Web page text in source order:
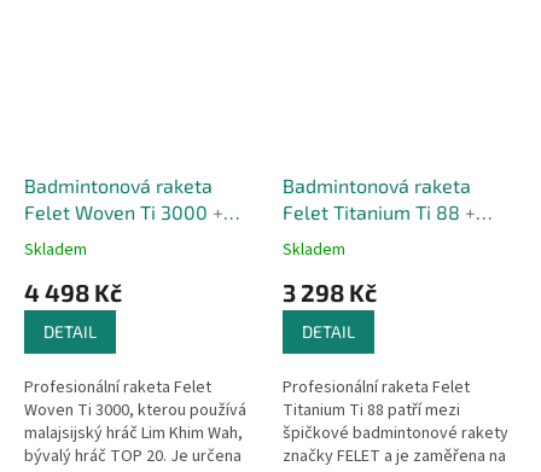
Badmintonová raketa
Felet Woven Ti 3000 +
Triko zdarma
Skladem
4 498 Kč
DETAIL
Profesionální raketa Felet
Woven Ti 3000, kterou používá
malajsijský hráč Lim Khim Wah,
bývalý hráč TOP 20. Je určena
Badmintonová raketa
Felet Titanium Ti 88 +
Triko zdarma
Skladem
3 298 Kč
DETAIL
Profesionální raketa Felet
Titanium Ti 88 patří mezi
špičkové badmintonové rakety
značky FELET a je zaměřena na